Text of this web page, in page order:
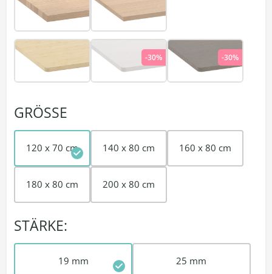
-30% -30%
GRÖSSE
120 x 70 cm 140 x 80 cm 160 x 80 cm
180 x 80 cm 200 x 80 cm
STÄRKE:
19 mm 25 mm